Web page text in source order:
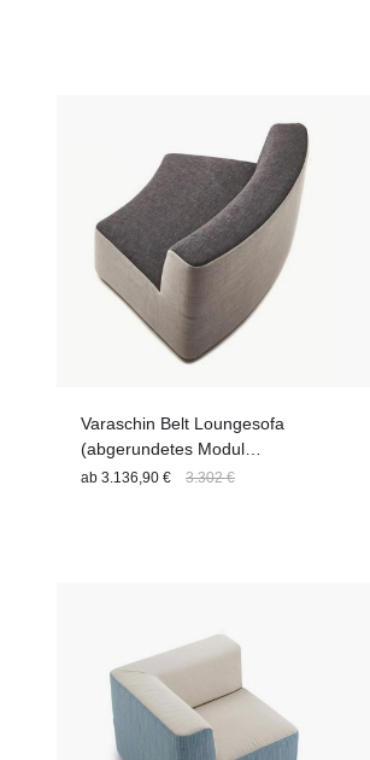
Varaschin Belt Loungesofa
(abgerundetes Modul
ZWEIFARBIG) 161 cm
ab 3.136,90 € 3.302 €